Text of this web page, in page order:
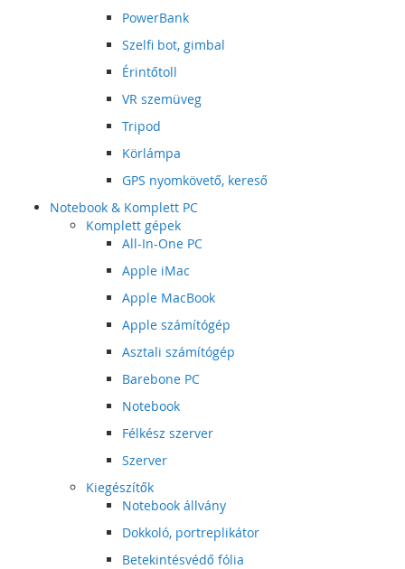
PowerBank
Szelfi bot, gimbal
Érintőtoll
VR szemüveg
Tripod
Körlámpa
GPS nyomkövető, kereső
Notebook & Komplett PC
Komplett gépek
All-In-One PC
Apple iMac
Apple MacBook
Apple számítógép
Asztali számítógép
Barebone PC
Notebook
Félkész szerver
Szerver
Kiegészítők
Notebook állvány
Dokkoló, portreplikátor
Betekintésvédő fólia